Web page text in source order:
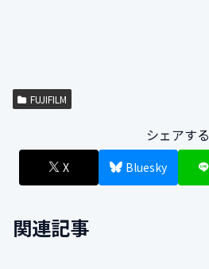
FUJIFILM
シェアする
X Bluesky
関連記事